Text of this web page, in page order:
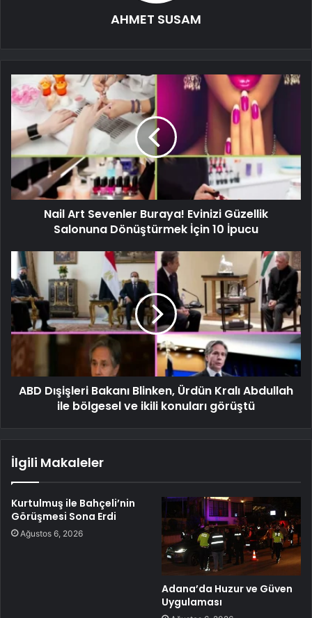
AHMET SUSAM
Nail Art Sevenler Buraya! Evinizi Güzellik
Salonuna Dönüştürmek İçin 10 İpucu
ABD Dışişleri Bakanı Blinken, Ürdün Kralı Abdullah
ile bölgesel ve ikili konuları görüştü
İlgili Makaleler
Kurtulmuş ile Bahçeli’nin
Görüşmesi Sona Erdi
Ağustos 6, 2026
Adana’da Huzur ve Güven
Uygulaması